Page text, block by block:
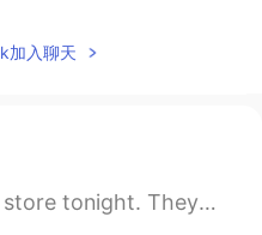
加入聊天
shields between the customers and cas...